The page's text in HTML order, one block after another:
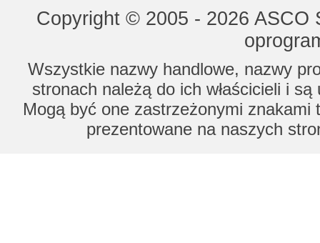
Copyright © 2005 - 2026
Wszystkie nazwy handlowe, nazwy
stronach należą do ich właścicieli i
Mogą być one zastrzeżonymi znakami
prezentowane na naszych